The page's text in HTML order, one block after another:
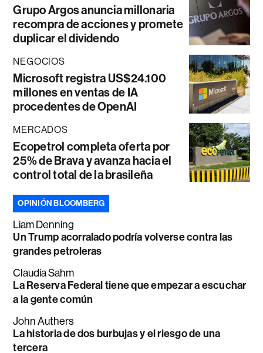
Grupo Argos anuncia millonaria
recompra de acciones y promete
duplicar el dividendo
NEGOCIOS
Microsoft registra US$24.100
millones en ventas de IA
procedentes de OpenAI
MERCADOS
Ecopetrol completa oferta por
25% de Brava y avanza hacia el
control total de la brasileña
OPINIÓN BLOOMBERG
Liam Denning
Un Trump acorralado podría volverse contra las
grandes petroleras
Claudia Sahm
La Reserva Federal tiene que empezar a escuchar
a la gente común
John Authers
La historia de dos burbujas y el riesgo de una
tercera